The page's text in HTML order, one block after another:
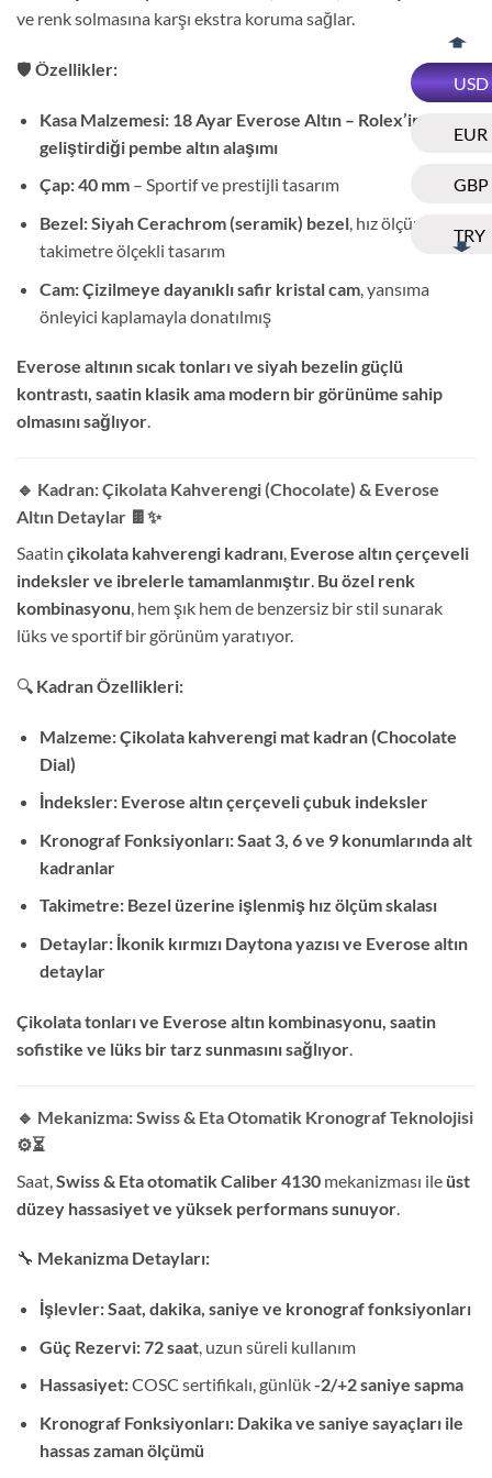
USD
EUR
GBP
TRY
ve renk solmasına karşı ekstra koruma sağlar.
🛡️ Özellikler:
Kasa Malzemesi: 18 Ayar Everose Altın – Rolex’in
geliştirdiği pembe altın alaşımı
Çap:40 mm– Sportif ve prestijli tasarım
Bezel:Siyah Cerachrom (seramik) bezel, hız ölçümü için
takimetre ölçekli tasarım
Cam:Çizilmeye dayanıklı safir kristal cam, yansıma
önleyici kaplamayla donatılmış
Everose altının sıcak tonları ve siyah bezelin güçlü
kontrastı, saatin klasik ama modern bir görünüme sahip
olmasını sağlıyor.
🔹 Kadran: Çikolata Kahverengi (Chocolate) & Everose
Altın Detaylar 🍫✨
Saatin çikolata kahverengi kadranı, Everose altın çerçeveli
indeksler ve ibrelerle tamamlanmıştır. Bu özel renk
kombinasyonu, hem şık hem de benzersiz bir stil sunarak
lüks ve sportif bir görünüm yaratıyor.
🔍 Kadran Özellikleri:
Malzeme:Çikolata kahverengi mat kadran (Chocolate
Dial)
İndeksler: Everose altın çerçeveli çubuk indeksler
Kronograf Fonksiyonları:Saat 3, 6 ve 9 konumlarında alt
kadranlar
Takimetre: Bezel üzerine işlenmiş hız ölçüm skalası
Detaylar: İkonik kırmızı Daytona yazısı ve Everose altın
detaylar
Çikolata tonları ve Everose altın kombinasyonu, saatin
sofistike ve lüks bir tarz sunmasını sağlıyor.
🔹 Mekanizma: Swiss & Eta Otomatik Kronograf Teknolojisi
⚙️⏳
Saat, Swiss & Eta otomatik Caliber 4130 mekanizması ile üst
düzey hassasiyet ve yüksek performans sunuyor
🔧 Mekanizma Detayları:
İşlevler:Saat, dakika, saniye ve kronograf fonksiyonları
Güç Rezervi:72 saat, uzun süreli kullanım
Hassasiyet:COSC sertifikalı, günlük-2/+2 saniye sapma
Kronograf Fonksiyonları: Dakika ve saniye sayaçları ile
hassas zaman ölçümü